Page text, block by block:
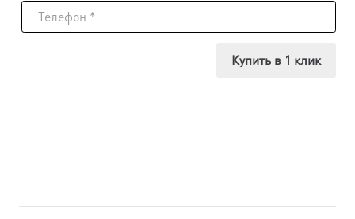
Икона
Купить в 1 клик